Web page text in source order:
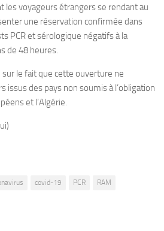
les voyageurs étrangers se rendant au
une réservation confirmée dans
PCR et sérologique négatifs à la
de 48 heures.
sur le fait que cette ouverture ne
issus des pays non soumis à l’obligation
et l’Algérie.
covid-19 PCR
RAM